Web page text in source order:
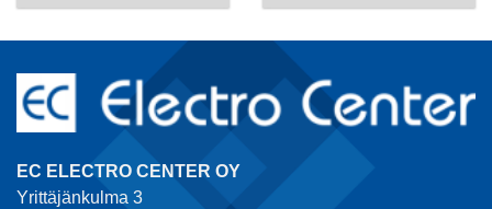
EC ELECTRO CENTER OY
Yrittäjänkulma 3